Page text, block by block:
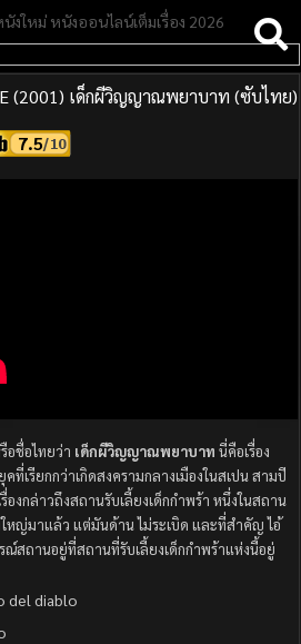
(2001) เด็กผีวิญญาณพยาบาท (ซับไทย)
7.5
อชื่อไทยว่า เด็กผีวิญญาณพยาบาท นี่คือเรื่อง
ที่เรียกกว่าเกิดสงครามกลางเมืองในสเปน สามปี
รื่องกล่าวถึงสถานรับเลี้ยงเด็กกำพร้า หนึ่งในสถาน
หญ่มาแล้ว แต่มันด้าน ไม่ระเบิด และที่สำคัญ ไอ้
ณ์สถานอยู่ที่สถานที่รับเลี้ยงเด็กกำพร้าแห่งนี้อยู่
del diablo